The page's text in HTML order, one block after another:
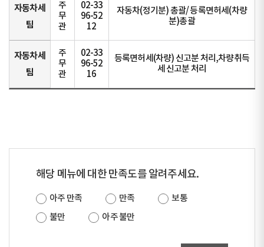
자동차세
팀
주
무
관
02-33
96-52
12
자동차(정기분) 총괄/ 등록면허세(차량
분)총괄
자동차세
팀
주
무
관
02-33
96-52
16
등록면허세(차량) 신고분 처리,차량취득
세 신고분 처리
해당 메뉴에 대한 만족도를 알려주세요.
아주 만족 만족
보통
불만
아주 불만